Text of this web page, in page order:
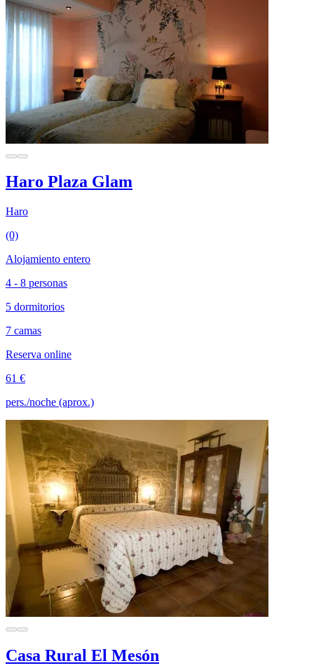
Haro Plaza Glam
Haro
(0)
Alojamiento entero
4 - 8 personas
5 dormitorios
7 camas
Reserva online
61 €
pers./noche (aprox.)
Casa Rural El Mesón